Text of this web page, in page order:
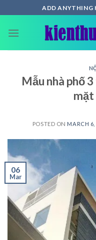
to
content
ADD ANYTHING
Mẫu nhà phố
mặt
POSTED ON MARCH 6,
06
Mar